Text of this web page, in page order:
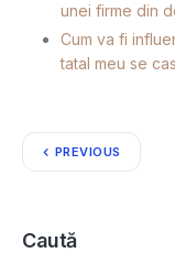
unei firme din
Cum va fi
tatal meu se
PREVIOUS
Caută